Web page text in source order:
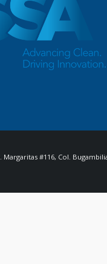
#116, Col.